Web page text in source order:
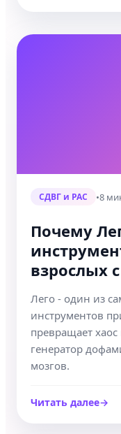
СДВГ и РАС •8
Почему
взрослых
Лего - один из
инструментов
превращает
генератор
мозгов.
Читать далее